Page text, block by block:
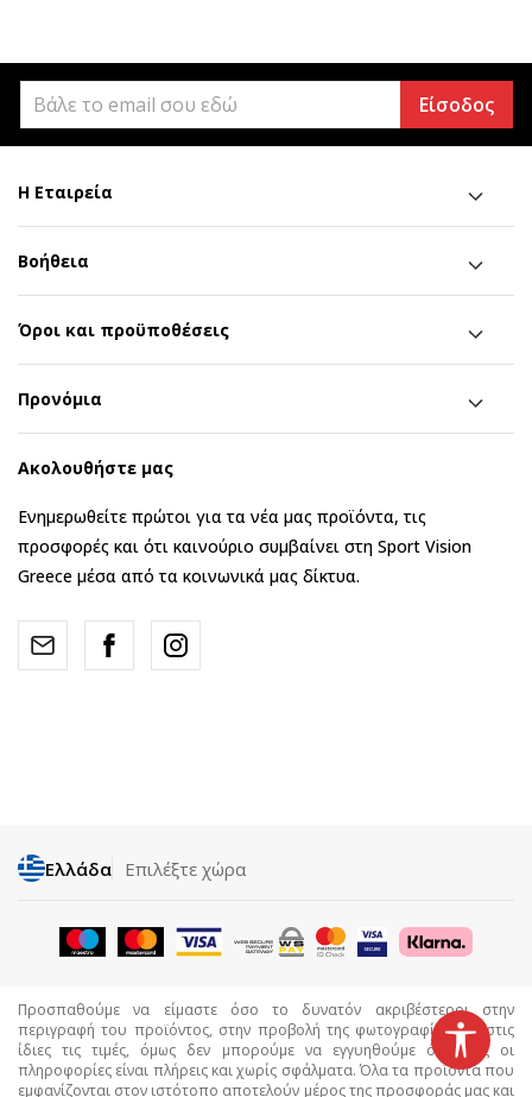
Είσοδος
Η Εταιρεία
Βοήθεια
Όροι και προϋποθέσεις
Προνόμια
Ακολουθήστε μας
Ενημερωθείτε πρώτοι για τα νέα μας προϊόντα, τις
προσφορές και ότι καινούριο συμβαίνει στη Sport Vision
Greece μέσα από τα κοινωνικά μας δίκτυα.
Ελλάδα Επιλέξτε χώρα
Προσπαθούμε να είμαστε όσο το δυνατόν ακριβέστεροι στην
περιγραφή του προϊόντος, στην προβολή της φωτογραφίας και στις
ίδιες τις τιμές, όμως δεν μπορούμε να εγγυηθούμε ότι όλες οι
πληροφορίες είναι πλήρεις και χωρίς σφάλματα. Όλα τα προϊόντα που
εμφανίζονται στον ιστότοπο αποτελούν μέρος της προσφοράς μας και